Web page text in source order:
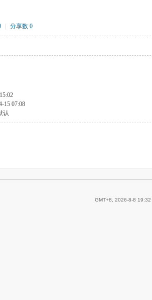
分享数 0
15 07:08
认
GMT+8, 2026-8-8 19:32